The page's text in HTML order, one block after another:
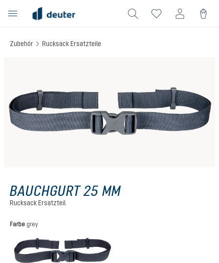
springen
Zubehör Rucksack Ersatzteile
BAUCHGURT 25 MM
Rucksack Ersatzteil
Farbeauswählen
grey